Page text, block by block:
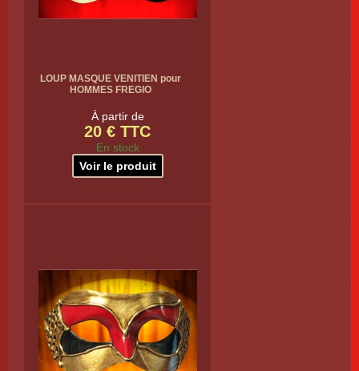
LOUP MASQUE VENITIEN pour
HOMMES FREGIO
À partir de
20 € TTC
En stock
Voir le produit